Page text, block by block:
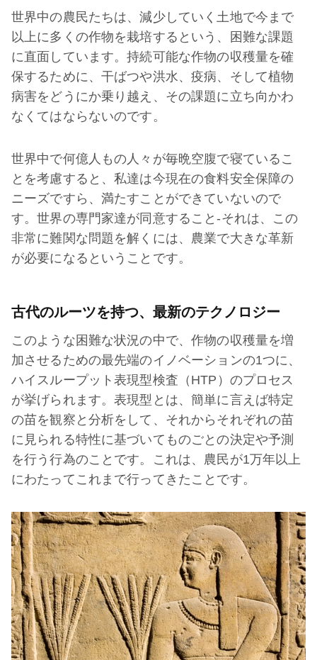
世界中の農民たちは、減少していく土地で今まで
以上に多くの作物を栽培するという、困難な課題
に直面しています。持続可能な作物の収穫量を確
保するために、干ばつや洪水、疫病、そして植物
病害をどうにか乗り越え、その課題に立ち向かわ
なくてはならないのです。
世界中で何億人もの人々が毎晩空腹で寝ているこ
とを考慮すると、私達は今現在の食料安全保障の
ニーズですら、満たすことができていないので
す。世界の専門家達が同意すること‐それは、この
非常に難関な問題を解くには、農業で大きな革新
が必要になるということです。
古代のルーツを持つ、最新のテクノロジー
このような困難な状況の中で、作物の収穫量を増
加させるための最先端のイノベーションの1つに、
ハイスループット表現型検査（HTP）のプロセス
が挙げられます。表現型とは、簡単に言えば特定
の苗を観察と分析をして、それからそれぞれの苗
に見られる特性に基づいてものごとの決定や予測
を行う行為のことです。これは、農民が1万年以上
にわたってこれまで行ってきたことです。